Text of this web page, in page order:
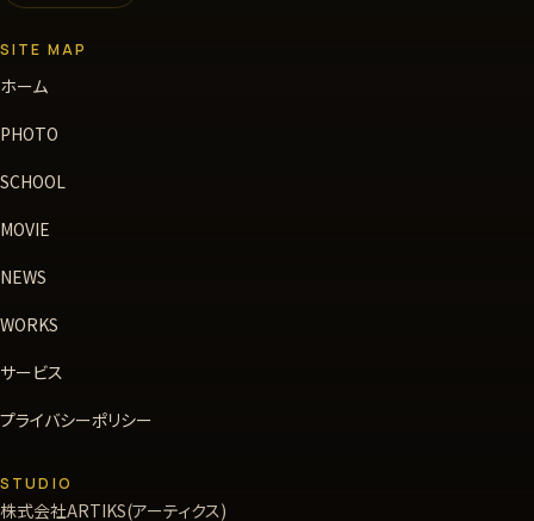
SITE MAP
ホーム
PHOTO
SCHOOL
MOVIE
NEWS
WORKS
サービス
プライバシーポリシー
STUDIO
株式会社ARTIKS(アーティクス)